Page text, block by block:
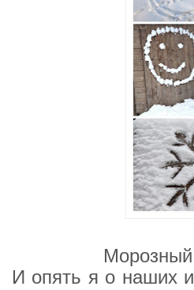
И опять я о наших